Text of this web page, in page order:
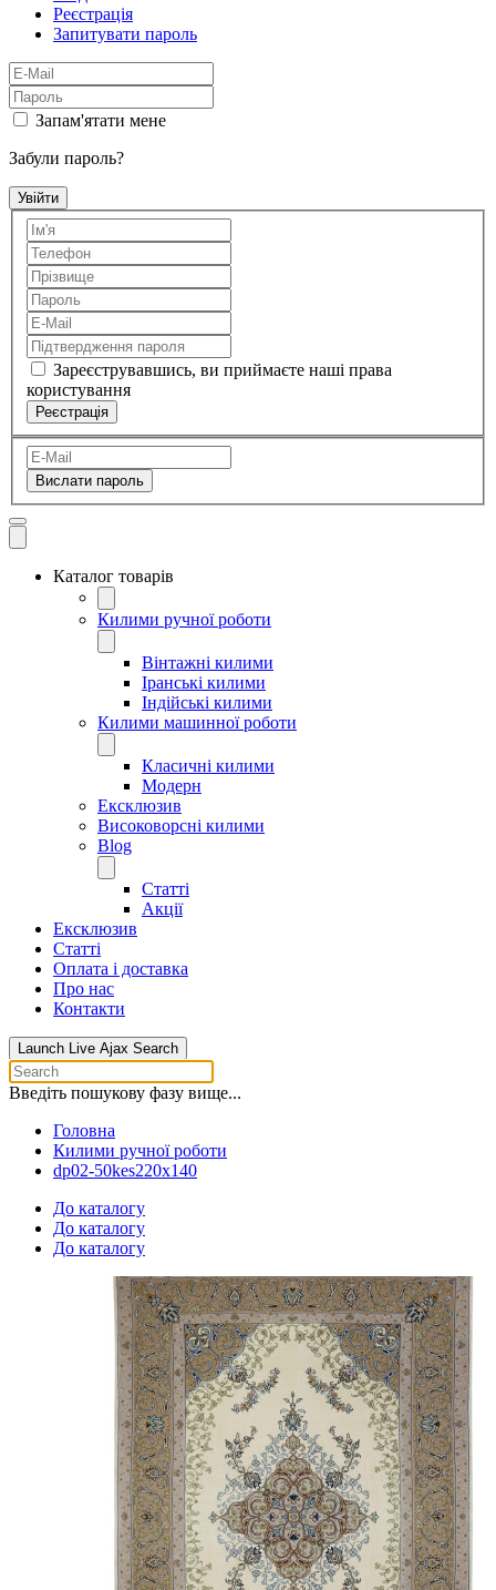
Реєстрація
Запитувати пароль
Запам'ятати мене
Забули пароль?
Зареєструвавшись, ви приймаєте наші права
користування
Каталог товарів
Килими ручної роботи
Вінтажні килими
Іранські килими
Індійські килими
Килими машинної роботи
Класичні килими
Модерн
Ексклюзив
Високоворсні килими
Blog
Статті
Акції
Ексклюзив
Статті
Оплата і доставка
Про нас
Контакти
Launch Live Ajax Search
Введіть пошукову фазу вище...
Головна
Килими ручної роботи
dp02-50kes220x140
До каталогу
До каталогу
До каталогу